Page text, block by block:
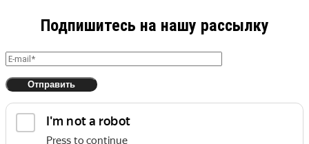
Подпишитесь на нашу рассылку